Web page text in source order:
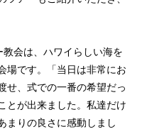
会は、ハワイらしい海を
場です。「当日は非常にお
せ、式での一番の希望だっ
とが出来ました。私達だけ
まりの良さに感動しまし